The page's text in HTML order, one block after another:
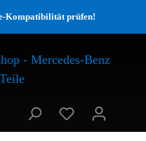
Kompatibilität prüfen!